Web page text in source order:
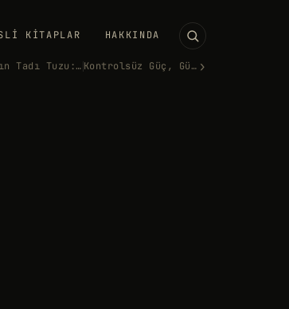
KITAPLAR HAKKINDA
Hayatın Tadı Tuzu: Bir Tutam… Kontrolsüz Güç, Güç Müdür? ›